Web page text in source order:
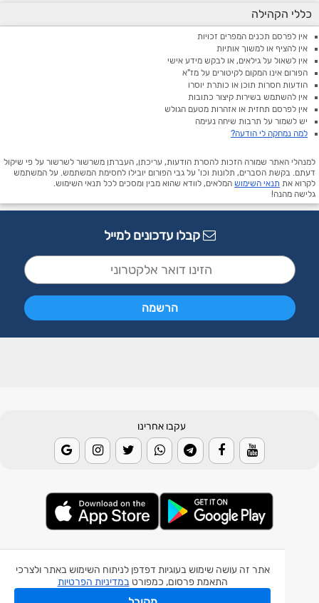
אתר זה עושה שימוש בעוגיות דפדפן לניתוח השימוש באתר ולצרכי
התאמת פרסום, כמפורטבמדיניות הפרטיות
כללי הקהילה
אין לפרסם תכנים המפרים זכויות
אין להציף או למשוך אותיות
אין לשאול על גילאים, או לבקש מידע אישי
הפורום אינו המקום לקיטורים על מז"א
הודעות חסרות תוכן או כותרת יוסרו
אין להשתמש בשירות קיצור כתובות
אין לפרסם תחזית או אזהרות מטעם הגולש
יש לשמור על תרבות שיחה נעימה
למה נמחקה לי הודעה?
למנהלי האתר שמורה הזכות להסרת הודעות, עריכתן, העברתן משרשור לשרשור על פי שיקול
דעתם. בקשת הסברים, תלונות וכו' על גבי הפורום יובילו לחסימת המשתמש. על המשתמש
לקרוא את תנאי השימוש המלאים, לוודא שהוא מבין ומסכים לכל תנאי השימוש.
גלישה מהנה!
קבלו עדכונים למייל
עקבו אחרינו
אפליקצית מזג אוויר
אפליקצית רעידת אדמה